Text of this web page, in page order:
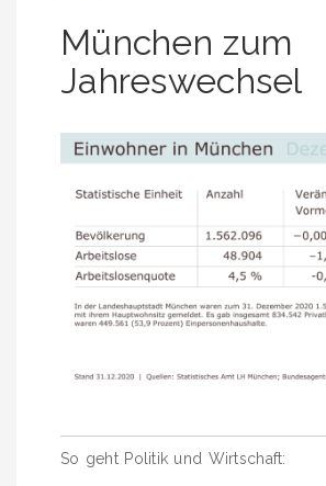
München zum
Jahreswechsel
Beitragsnavigation
So geht Politik und Wirtschaft: